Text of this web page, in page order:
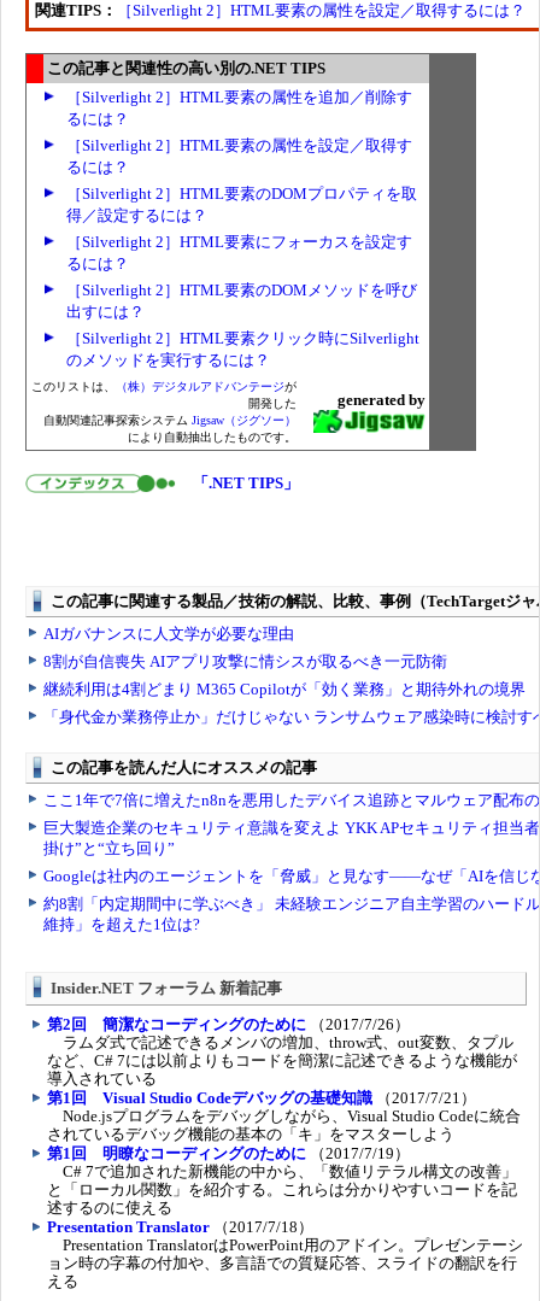
関連TIPS：
［Silverlight 2］HTML要素の属性を設定／取得するには？
この記事と関連性の高い別の.NET TIPS
［Silverlight 2］HTML要素の属性を追加／削除す
るには？
［Silverlight 2］HTML要素の属性を設定／取得す
るには？
［Silverlight 2］HTML要素のDOMプロパティを取
得／設定するには？
［Silverlight 2］HTML要素にフォーカスを設定す
るには？
［Silverlight 2］HTML要素のDOMメソッドを呼び
出すには？
［Silverlight 2］HTML要素クリック時にSilverlight
のメソッドを実行するには？
このリストは、 （株）デジタルアドバンテージが
開発した
自動関連記事探索システム Jigsaw（ジグソー）
により自動抽出したものです。
generated by
「.NET TIPS」
Insider.NET フォーラム 新着記事
第2回 簡潔なコーディングのために （2017/7/26）
ラムダ式で記述できるメンバの増加、throw式、out変数、タプル
など、C# 7には以前よりもコードを簡潔に記述できるような機能が
導入されている
第1回 Visual Studio Codeデバッグの基礎知識 （2017/7/21）
Node.jsプログラムをデバッグしながら、Visual Studio Codeに統合
されているデバッグ機能の基本の「キ」をマスターしよう
第1回 明瞭なコーディングのために （2017/7/19）
C# 7で追加された新機能の中から、「数値リテラル構文の改善」
と「ローカル関数」を紹介する。これらは分かりやすいコードを記
述するのに使える
Presentation Translator （2017/7/18）
Presentation TranslatorはPowerPoint用のアドイン。プレゼンテーシ
ョン時の字幕の付加や、多言語での質疑応答、スライドの翻訳を行
える